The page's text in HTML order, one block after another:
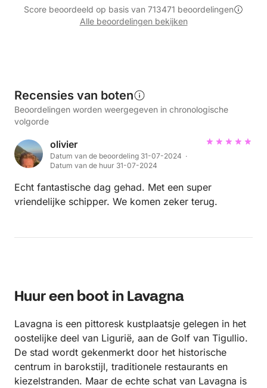
Score beoordeeld op basis van 713471 beoordelingen
Alle beoordelingen bekijken
Recensies van boten
Beoordelingen worden weergegeven in chronologische
volgorde
olivier
Datum van de beoordeling 31-07-2024 ·
Datum van de huur 31-07-2024
Echt fantastische dag gehad. Met een super
vriendelijke schipper. We komen zeker terug.
Huur een boot in Lavagna
Lavagna is een pittoresk kustplaatsje gelegen in het
oostelijke deel van Ligurië, aan de Golf van Tigullio.
De stad wordt gekenmerkt door het historische
centrum in barokstijl, traditionele restaurants en
kiezelstranden. Maar de echte schat van Lavagna is